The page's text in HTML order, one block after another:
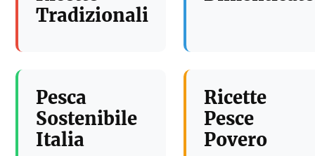
Tradizionali
Pesca
Sostenibile
Italia
Ricette
Pesce
Povero